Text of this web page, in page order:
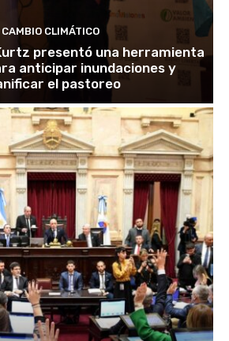
CAMBIO CLIMÁTICO
presentó una herramienta
anticipar inundaciones y
el pastoreo